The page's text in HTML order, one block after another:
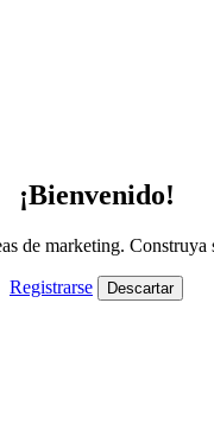
¡Bienvenido!
de marketing.
Registrarse Descartar